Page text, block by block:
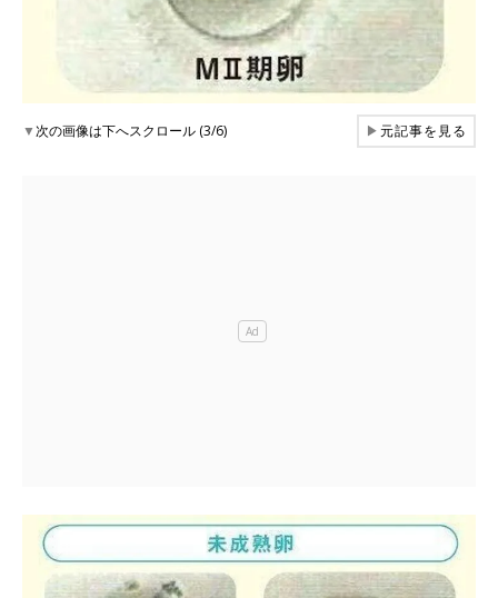
▼次の画像は下へスクロール (3/6) ▶元記事を見る